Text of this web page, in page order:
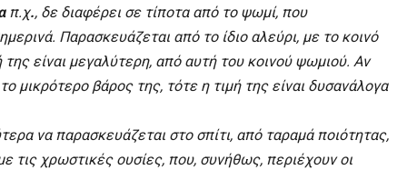
π.χ., δε διαφέρει σε τίποτα από το ψωμί, που
Παρασκευάζεται από το ίδιο αλεύρι, με το κοινό
είναι μεγαλύτερη, από αυτή του κοινού ψωμιού. Αν
μικρότερο βάρος της, τότε η τιμή της είναι δυσανάλογα
να παρασκευάζεται στο σπίτι, από ταραμά ποιότητας,
τις χρωστικές ουσίες, που, συνήθως, περιέχουν οι